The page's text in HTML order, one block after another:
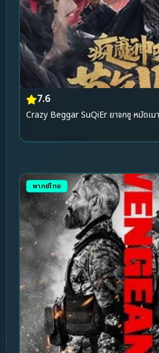
7.6
Crazy Beggar SuQiEr ยาจกซู หมัดเม
พากย์ไทย